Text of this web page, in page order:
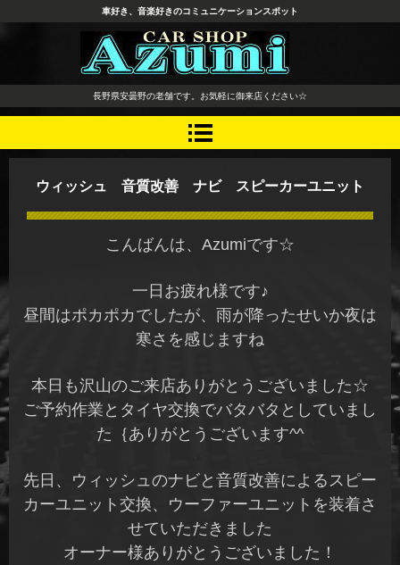
長野県 安曇野市 タイヤ ホ
イール デッドニング カーオ
ーディオ レカロシート
車好き、音楽好きのコミュニケーションスポット
長野県安曇野の老舗です。お気軽に御来店ください☆
ウィッシュ 音質改善 ナビ スピーカーユニット
こんばんは、Azumiです☆
一日お疲れ様です♪
昼間はポカポカでしたが、雨が降ったせいか夜は
寒さを感じますね
本日も沢山のご来店ありがとうございました☆
ご予約作業とタイヤ交換でバタバタとしていまし
た｛ありがとうございます^^
先日、ウィッシュのナビと音質改善によるスピー
カーユニット交換、ウーファーユニットを装着さ
せていただきました
オーナー様ありがとうございました！